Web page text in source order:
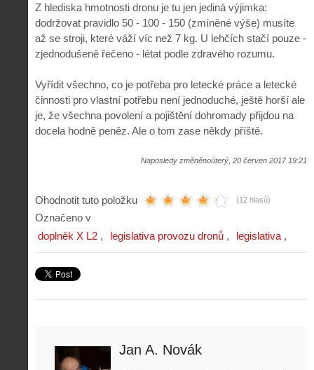
Z hlediska hmotnosti dronu je tu jen jediná výjimka:
dodržovat pravidlo 50 - 100 - 150 (zmíněné výše) musíte
až se stroji, které váží víc než 7 kg. U lehčích stačí pouze -
zjednodušeně řečeno - létat podle zdravého rozumu.
Vyřídit všechno, co je potřeba pro letecké práce a letecké
činnosti pro vlastní potřebu není jednoduché, ještě horší ale
je, že všechna povolení a pojištění dohromady přijdou na
docela hodně peněz. Ale o tom zase někdy příště.
Naposledy změněnoúterý, 20 červen 2017 19:21
Ohodnotit tuto položku (12 hlasů)
Označeno v
doplněk X L2
legislativa provozu dronů legislativa
Jan A. Novák